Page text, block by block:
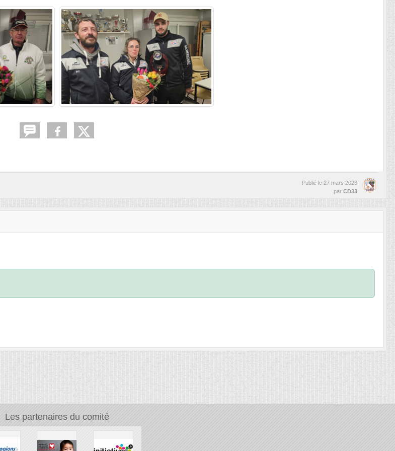
Publié le 27 mars 2023
par CD33
Les partenaires du comité